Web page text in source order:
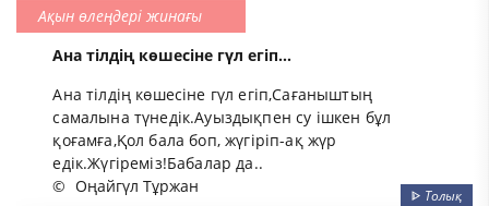
Ақын өлеңдері жинағы
Ана тілдің көшесіне гүл егіп...
Ана тілдің көшесіне гүл егіп,Сағаныштың
самалына түнедік.Ауыздықпен су ішкен бұл
қоғамға,Қол бала боп, жүгіріп-ақ жүр
едік.Жүгіреміз!Бабалар да..
© Оңайгүл Тұржан ᐈ Толық